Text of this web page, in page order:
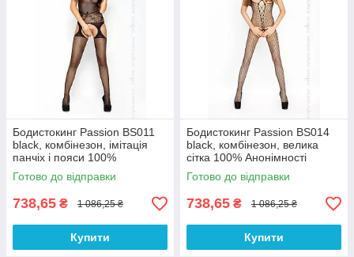
Бодистокинг Passion BS011
black, комбінезон, імітація
панчіх і пояси 100%
Анонімності
Готово до відправки
738,65 ₴ 1 086,25 ₴
Купити
Бодистокинг Passion BS014
black, комбінезон, велика
сітка 100% Анонімності
Готово до відправки
738,65 ₴ 1 086,25 ₴
Купити